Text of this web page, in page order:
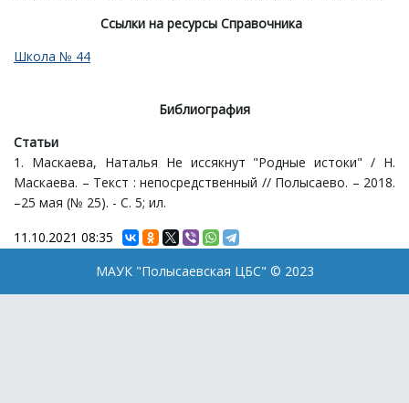
Ссылки на ресурсы Справочника
Школа № 44
Библиография
Статьи
1. Маскаева, Наталья Не иссякнут "Родные истоки" / Н.
Маскаева. – Текст : непосредственный // Полысаево. – 2018.
–25 мая (№ 25). - С. 5; ил.
11.10.2021 08:35
МАУК "Полысаевская ЦБС" © 2023